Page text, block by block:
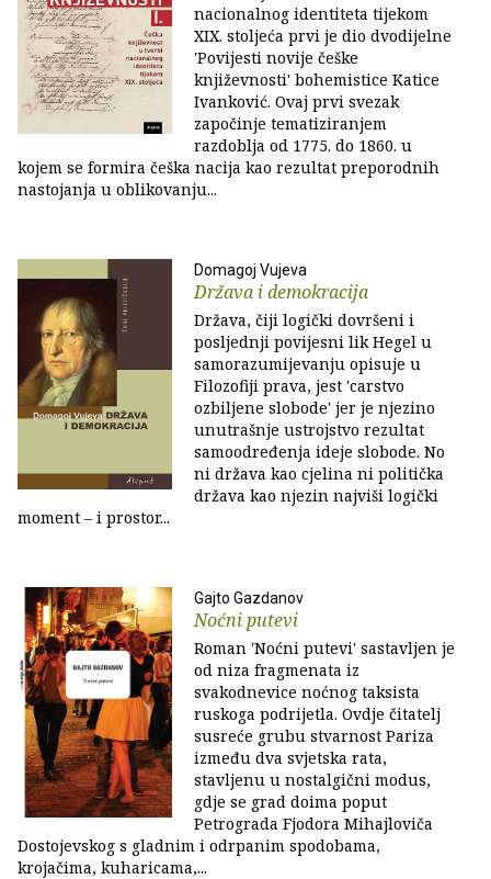
nacionalnog identiteta tijekom
XIX. stoljeća prvi je dio dvodijelne
'Povijesti novije češke
književnosti' bohemistice Katice
Ivanković. Ovaj prvi svezak
započinje tematiziranjem
razdoblja od 1775. do 1860. u
kojem se formira češka nacija kao rezultat preporodnih
nastojanja u oblikovanju...
Domagoj Vujeva
Država i demokracija
Država, čiji logički dovršeni i
posljednji povijesni lik Hegel u
samorazumijevanju opisuje u
Filozofiji prava, jest 'carstvo
ozbiljene slobode' jer je njezino
unutrašnje ustrojstvo rezultat
samoodređenja ideje slobode. No
ni država kao cjelina ni politička
država kao njezin najviši logički
moment – i prostor...
Gajto Gazdanov
Noćni putevi
Roman 'Noćni putevi' sastavljen je
od niza fragmenata iz
svakodnevice noćnog taksista
ruskoga podrijetla. Ovdje čitatelj
susreće grubu stvarnost Pariza
između dva svjetska rata,
stavljenu u nostalgični modus,
gdje se grad doima poput
Petrograda Fjodora Mihajloviča
Dostojevskog s gladnim i odrpanim spodobama,
krojačima, kuharicama,...